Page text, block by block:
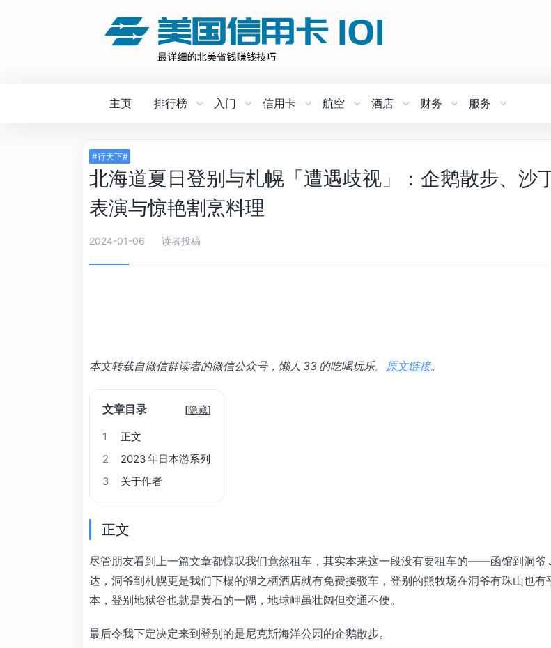
主页 排行榜 入门 信用卡 航空 酒店 财务 服务
#行天下#
北海道夏日登别与札幌「遭遇歧视」：企鹅散步、沙
表演与惊艳割烹料理
2024-01-06 读者投稿
本文转载自微信群读者的微信公众号，懒人 33 的吃喝玩乐。 原文链接。
文章目录 [隐藏]
1
正文
2
2023 年日本游系列
3
关于作者
正文
尽管朋友看到上一篇文章都惊叹我们竟然租车，其实本来这一段没有要租车的——函馆到洞爷
达，洞爷到札幌更是我们下榻的湖之栖酒店就有免费接驳车，登别的熊牧场在洞爷有珠山也有
本，登别地狱谷也就是黄石的一隅，地球岬虽壮阔但交通不便。
最后令我下定决定来到登别的是尼克斯海洋公园的企鹅散步。